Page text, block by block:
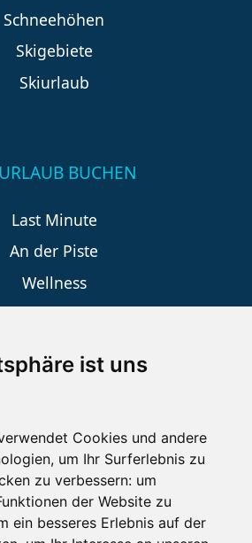
ist uns
Cookies und andere
um Ihr Surferlebnis zu
zu verbessern: um
der Website zu
ein besseres Erlebnis auf der
Schneehöhen
Skigebiete
Skiurlaub
BUCHEN
Last Minute
An der Piste
Wellness
SKI APP
Ski APP für iOS und Android - Ein
und Schneefreaks!